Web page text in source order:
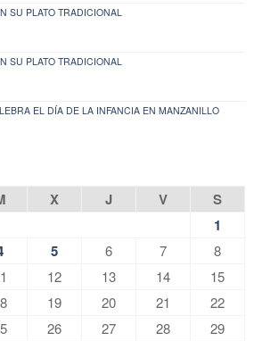
SU PLATO TRADICIONAL
SU PLATO TRADICIONAL
EL DÍA DE LA INFANCIA EN MANZANILLO
X J V
S
1
5 6 7
8
12 13 14
15
19 20 21
22
26 27 28
29